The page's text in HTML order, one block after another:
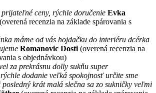
prijateľné ceny, rýchle doručenie Evka
(overená recenzia na základe spárovania s
máme od vás hojdačku do interiéru dcérka
Romanovic Dosti (overená recenzia na
s objednávkou)
za prekrásnu dolly sukňu super
dodanie veľká spokojnosť určite sme
krát malá slečna sa zo sukničky veľmi